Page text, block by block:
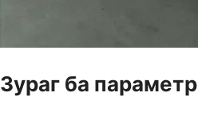
Зураг ба параметр